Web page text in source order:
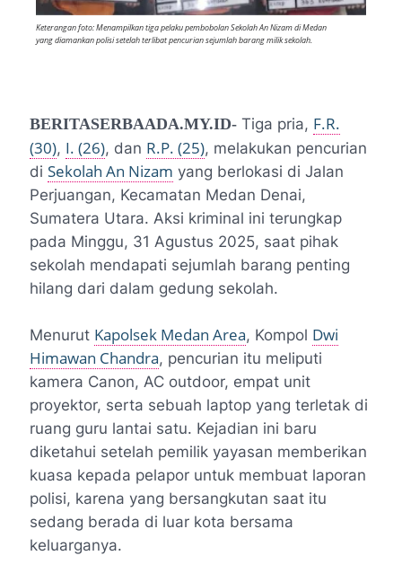
Keterangan foto: Menampilkan tiga pelaku pembobolan Sekolah An Nizam di Medan
yang diamankan polisi setelah terlibat pencurian sejumlah barang milik sekolah.
BERITASERBAADA.MY.ID- Tiga pria, F.R.
(30), I. (26), dan R.P. (25), melakukan pencurian
di Sekolah An Nizam yang berlokasi di Jalan
Perjuangan, Kecamatan Medan Denai,
Sumatera Utara. Aksi kriminal ini terungkap
pada Minggu, 31 Agustus 2025, saat pihak
sekolah mendapati sejumlah barang penting
hilang dari dalam gedung sekolah.
Menurut Kapolsek Medan Area, Kompol Dwi
Himawan Chandra, pencurian itu meliputi
kamera Canon, AC outdoor, empat unit
proyektor, serta sebuah laptop yang terletak di
ruang guru lantai satu. Kejadian ini baru
diketahui setelah pemilik yayasan memberikan
kuasa kepada pelapor untuk membuat laporan
polisi, karena yang bersangkutan saat itu
sedang berada di luar kota bersama
keluarganya.